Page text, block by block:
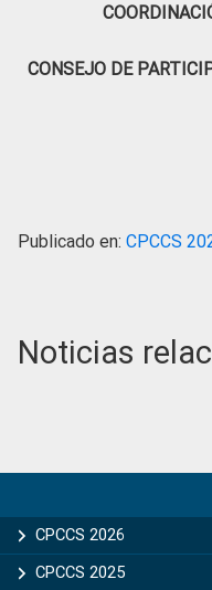
CONSEJO DE
Publicado en: CPCCS
Noticias
Sidebar
CPCCS 2026
CPCCS 2025